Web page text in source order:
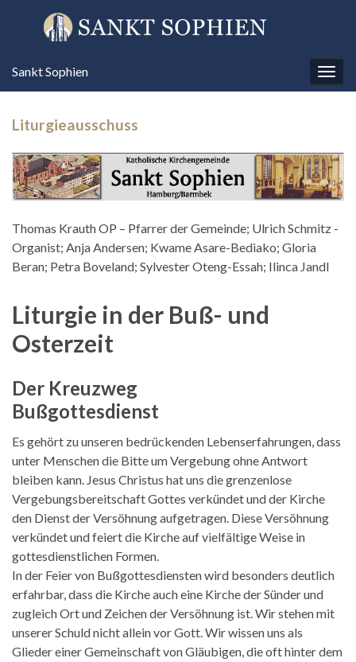
Sankt Sophien
Liturgieausschuss
Thomas Krauth OP – Pfarrer der Gemeinde; Ulrich Schmitz -
Organist; Anja Andersen; Kwame Asare-Bediako; Gloria
Beran; Petra Boveland; Sylvester Oteng-Essah; Ilinca Jandl
Liturgie in der Buß- und
Osterzeit
Der Kreuzweg
Bußgottesdienst
Es gehört zu unseren bedrückenden Lebenserfahrungen, dass
unter Menschen die Bitte um Vergebung ohne Antwort
bleiben kann. Jesus Christus hat uns die grenzenlose
Vergebungsbereitschaft Gottes verkündet und der Kirche
den Dienst der Versöhnung aufgetragen. Diese Versöhnung
verkündet und feiert die Kirche auf vielfältige Weise in
gottesdienstlichen Formen.
In der Feier von Bußgottesdiensten wird besonders deutlich
erfahrbar, dass die Kirche auch eine Kirche der Sünder und
zugleich Ort und Zeichen der Versöhnung ist. Wir stehen mit
unserer Schuld nicht allein vor Gott. Wir wissen uns als
Glieder einer Gemeinschaft von Gläubigen, die oft hinter dem